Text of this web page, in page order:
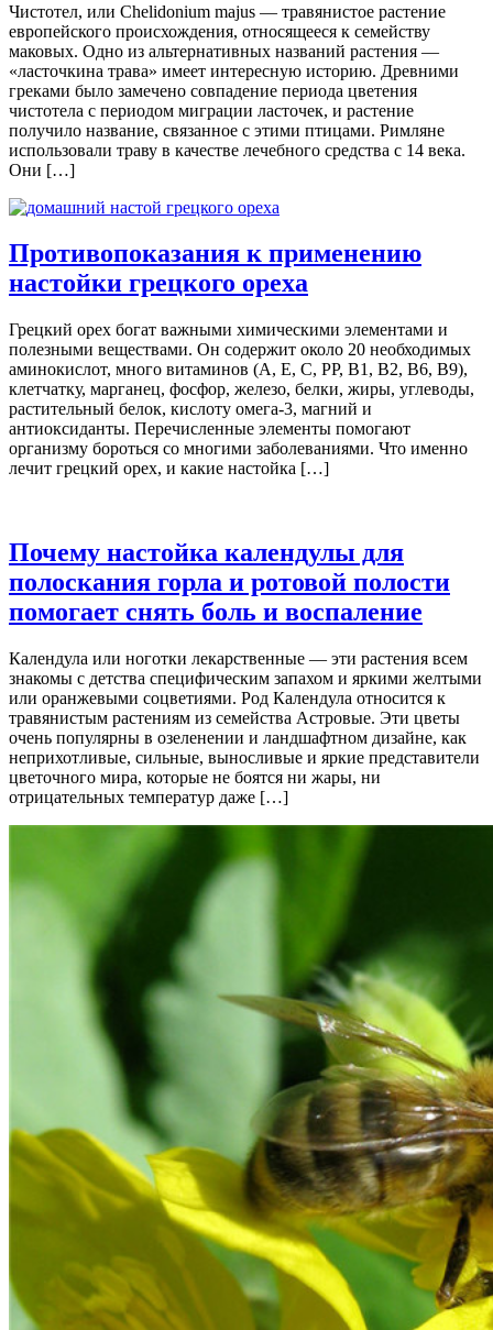
Чистотел, или Chelidonium majus — травянистое растение
европейского происхождения, относящееся к семейству
маковых. Одно из альтернативных названий растения —
«ласточкина трава» имеет интересную историю. Древними
греками было замечено совпадение периода цветения
чистотела с периодом миграции ласточек, и растение
получило название, связанное с этими птицами. Римляне
использовали траву в качестве лечебного средства с 14 века.
Они […]
Противопоказания к применению
настойки грецкого ореха
Грецкий орех богат важными химическими элементами и
полезными веществами. Он содержит около 20 необходимых
аминокислот, много витаминов (А, Е, С, РР, В1, В2, В6, В9),
клетчатку, марганец, фосфор, железо, белки, жиры, углеводы,
растительный белок, кислоту омега-3, магний и
антиоксиданты. Перечисленные элементы помогают
организму бороться со многими заболеваниями. Что именно
лечит грецкий орех, и какие настойка […]
Почему настойка календулы для
полоскания горла и ротовой полости
помогает снять боль и воспаление
Календула или ноготки лекарственные — эти растения всем
знакомы с детства специфическим запахом и яркими желтыми
или оранжевыми соцветиями. Род Календула относится к
травянистым растениям из семейства Астровые. Эти цветы
очень популярны в озеленении и ландшафтном дизайне, как
неприхотливые, сильные, выносливые и яркие представители
цветочного мира, которые не боятся ни жары, ни
отрицательных температур даже […]